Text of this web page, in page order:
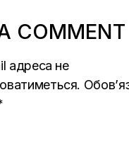
COMMENT
адреса не